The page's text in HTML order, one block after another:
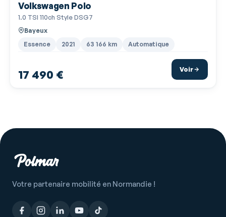
Rétroviseurs rabattables électriquement
Services connectés
Syst. récupération énergie décélération
Tissu 'Slash Stoff' Noir Titane / Gris
Vitres arrière électriques
Volkswagen Polo
1.0 TSI 110ch Style DSG7
Bayeux
Essence 2021 63 166 km Automatique
17 490 € Voir
Votre partenaire mobilité en Normandie !